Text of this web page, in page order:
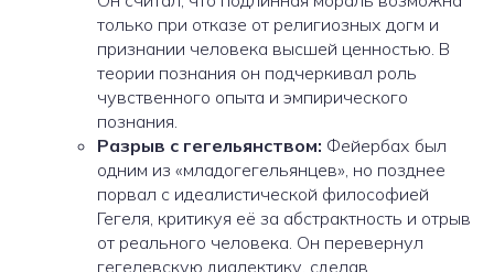
только при отказе от религиозных догм и
признании человека высшей ценностью. В
теории познания он подчеркивал роль
чувственного опыта и эмпирического
познания.
Разрыв с гегельянством: Фейербах был
одним из «младогегельянцев», но позднее
порвал с идеалистической философией
Гегеля, критикуя её за абстрактность и отрыв
от реального человека. Он перевернул
гегелевскую диалектику, сделав